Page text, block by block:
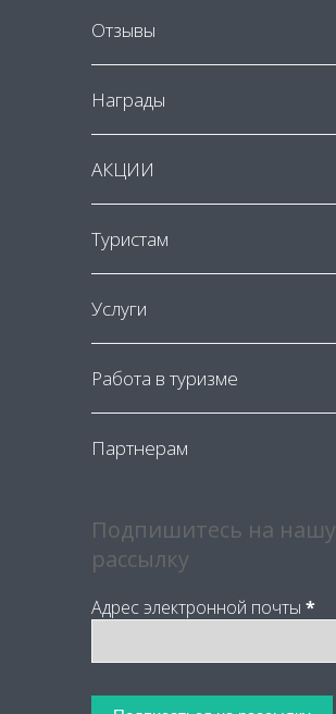
Отзывы
Награды
АКЦИИ
Туристам
Услуги
Работа в туризме
Партнерам
Подпишитесь на нашу
рассылку
Адрес электронной почты *